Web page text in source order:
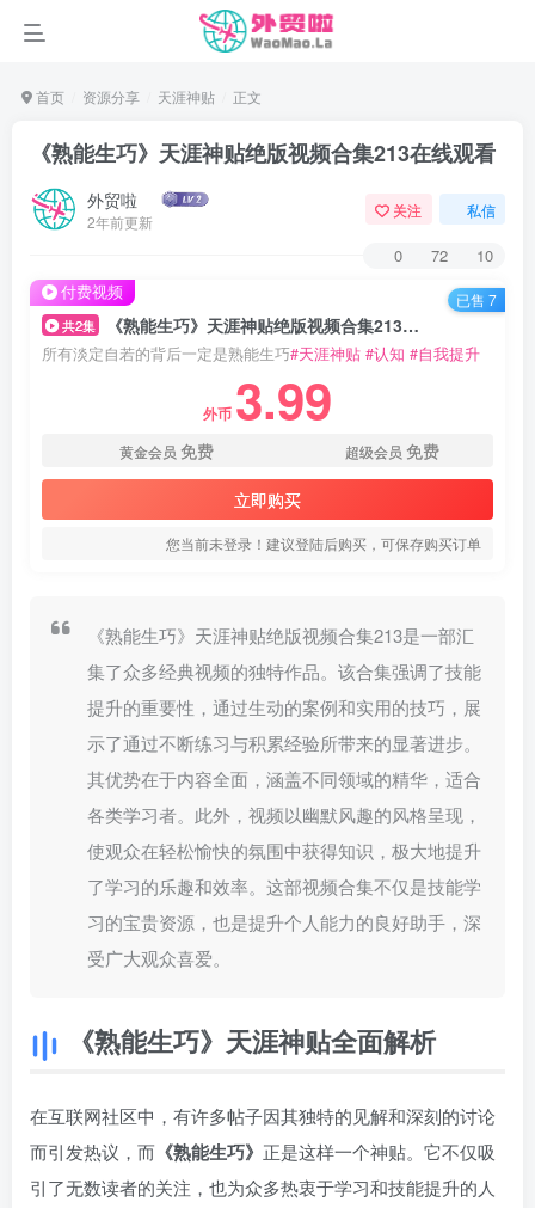
首页 资源分享 天涯神贴 正文
《熟能生巧》天涯神贴绝版视频合集213在线观看
外贸啦
2年前更新
关注 私信
0 72 10
共2集 《熟能生巧》天涯神贴绝版视频合集213在线观看
所有淡定自若的背后一定是熟能生巧#天涯神贴 #认知 #自我提升
外币 3.99
黄金会员 免费 超级会员 免费
立即购买
您当前未登录！建议登陆后购买，可保存购买订单
付费视频 已售 7
《熟能生巧》天涯神贴绝版视频合集213是一部汇
集了众多经典视频的独特作品。该合集强调了技能
提升的重要性，通过生动的案例和实用的技巧，展
示了通过不断练习与积累经验所带来的显著进步。
其优势在于内容全面，涵盖不同领域的精华，适合
各类学习者。此外，视频以幽默风趣的风格呈现，
使观众在轻松愉快的氛围中获得知识，极大地提升
了学习的乐趣和效率。这部视频合集不仅是技能学
习的宝贵资源，也是提升个人能力的良好助手，深
受广大观众喜爱。
《熟能生巧》天涯神贴全面解析
在互联网社区中，有许多帖子因其独特的见解和深刻的讨论
而引发热议，而 《熟能生巧》 正是这样一个神贴。它不仅吸
引了无数读者的关注，也为众多热衷于学习和技能提升的人